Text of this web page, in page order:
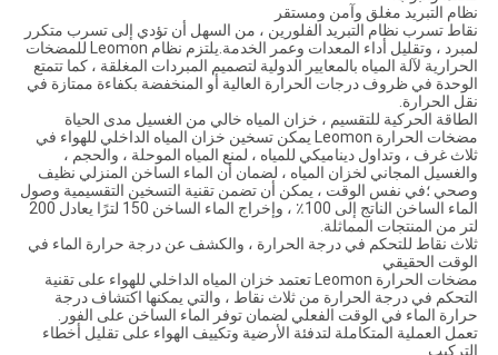
نظام التبريد مغلق وآمن ومستقر
نقاط تسرب نظام التبريد الفلورين ، من السهل أن تؤدي إلى تسرب متكرر
لمبرد ، وتقليل أداء المعدات وعمر الخدمة.يلتزم نظام Leomon للمضخات
الحرارية لآلة المياه بالمعايير الدولية لتصميم المبردات المغلقة ، كما تتمتع
الوحدة في ظروف درجات الحرارة العالية أو المنخفضة بكفاءة ممتازة في
نقل الحرارة.
الطاقة الحركية للتقسيم ، خزان المياه خالي من الغسيل مدى الحياة
مضخات الحرارة Leomon يمكن تسخين خزان المياه الداخلي للهواء في
ثلاث غرف ، وتداول ديناميكي للمياه ، لمنع المياه الموحلة ، والحجم ،
والغسيل المجاني لخزان المياه ، لضمان أن الماء الساخن المنزلي نظيف
وصحي ؛في نفس الوقت ، يمكن أن تضمن تقنية التسخين التقسيمية وصول
الماء الساخن الناتج إلى 100٪ ، وإخراج الماء الساخن 150 لترًا يعادل 200
لتر من المنتجات المماثلة.
ثلاث نقاط للتحكم في درجة الحرارة ، والكشف عن درجة حرارة الماء في
الوقت الحقيقي
مضخات الحرارة Leomon تعتمد خزان المياه الداخلي للهواء على تقنية
التحكم في درجة الحرارة من ثلاث نقاط ، والتي يمكنها اكتشاف درجة
حرارة الماء في الوقت الفعلي لضمان توفر الماء الساخن على الفور.
تعمل العملية المتكاملة لتدفئة الأرضية وتكييف الهواء على تقليل أخطاء
التركيب